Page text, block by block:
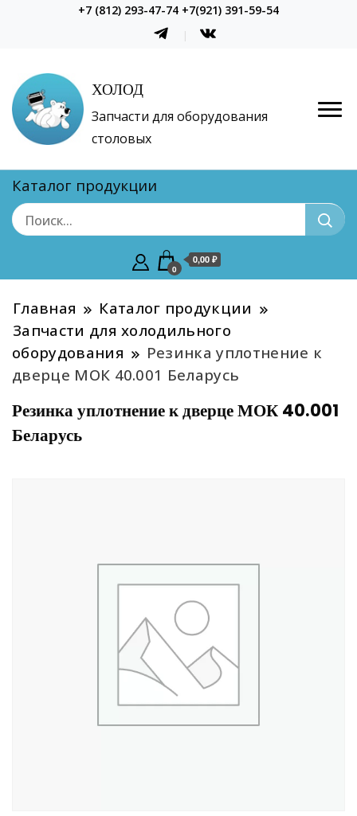
+7 (812) 293-47-74 +7(921) 391-59-54
ХОЛОД
Запчасти для оборудования
столовых
Каталог продукции
0
0,00 ₽
Главная
Каталог продукции
Запчасти для холодильного
оборудования
Резинка уплотнение к
дверце МОК 40.001 Беларусь
Резинка уплотнение к дверце МОК 40.001
Беларусь